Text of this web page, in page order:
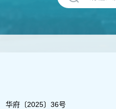
华府〔2025〕36号